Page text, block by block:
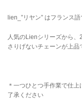
lien_”リヤン” はフランス
人気のLienシリーズから、
さりげないチェーンが上品
＊一つひとつ手作業で仕
了承ください